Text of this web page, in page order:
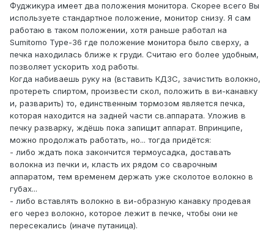
Фуджикура имеет два положения монитора. Скорее всего Вы
используете стандартное положение, монитор снизу. Я сам
работаю в таком положении, хотя раньше работал на
Sumitomo Type-36 где положение монитора было сверху, а
печка находилась ближе к груди. Считаю его более удобным,
позволяет ускорить ход работы.
Когда набиваешь руку на (вставить КДЗС, зачистить волокно,
протереть спиртом, произвести скол, положить в ви-канавку
и, разварить) то, единственным тормозом является печка,
которая находится на задней части св.аппарата. Уложив в
печку разварку, ждёшь пока запищит аппарат. Впринципе,
можно продолжать работать, но... тогда придётся:
- либо ждать пока закончится термоусадка, доставать
волокна из печки и, класть их рядом со сварочным
аппаратом, тем временем держать уже сколотое волокно в
губах...
- либо вставлять волокно в ви-образную канавку продевая
его через волокно, которое лежит в печке, чтобы они не
пересекались (иначе путаница).